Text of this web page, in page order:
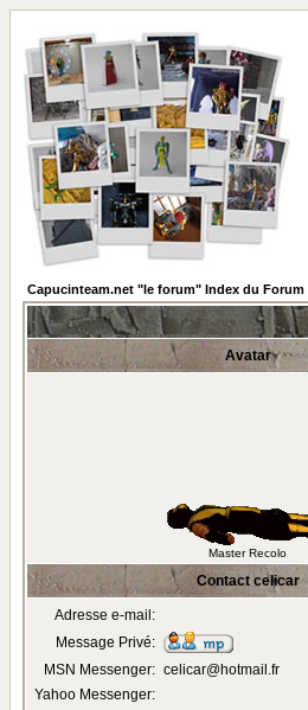
Capucinteam.net "le forum" Index du Forum
Avatar
Master Recolo
Contact celicar
Adresse e-mail:
Message Privé:
MSN Messenger: celicar@hotmail.fr
Yahoo Messenger: